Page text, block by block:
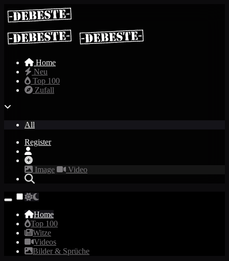
Home
Neu
Top 100
Zufall
All
Register
Image Video
Home
Top 100
Witze
Videos
Bilder & Sprüche